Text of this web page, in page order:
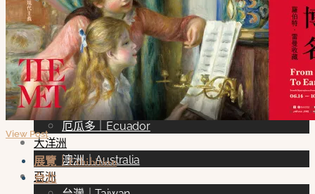
法國｜France
義大利｜Italy
克羅埃西亞｜Croatia
立陶宛｜Lithuania
北美洲
美國｜U.S.
南美洲
厄瓜多｜Ecuador
大洋洲
澳洲｜Australia
亞洲
View Post
展覽｜Exhibition
台北